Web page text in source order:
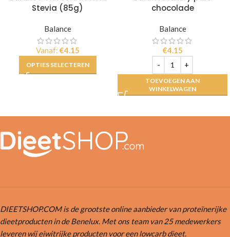
Stevia (85g)
Balance
Vanaf: €4.15
OPTIES SELECTEREN
chocolade
Balance
€4.15
TOEVOEGEN AAN
WINKELWAGEN
DIEETSHOP.COM is de grootste online aanbieder van proteïnerijke
dieetproducten in de Benelux. Met ons team van 25 medewerkers
leveren wij eiwitrijke producten voor een lowcarb dieet.